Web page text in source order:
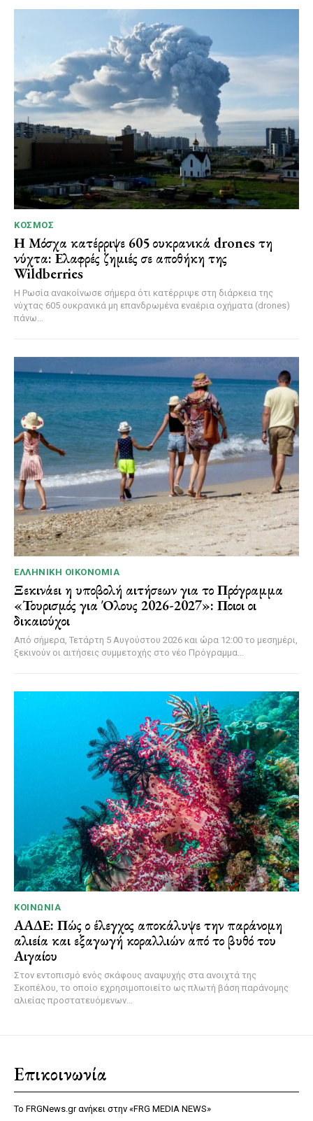
ΚΌΣΜΟΣ
Η Μόσχα κατέρριψε 605 ουκρανικά drones τη
νύχτα: Ελαφρές ζημιές σε αποθήκη της
Wildberries
Η Ρωσία ανακοίνωσε σήμερα ότι κατέρριψε στη διάρκεια της
νύχτας 605 ουκρανικά μη επανδρωμένα εναέρια οχήματα (drones)
πάνω...
ΕΛΛΗΝΙΚΉ ΟΙΚΟΝΟΜΊΑ
Ξεκινάει η υποβολή αιτήσεων για το Πρόγραμμα
«Τουρισμός για Όλους 2026-2027»: Ποιοι οι
δικαιούχοι
Από σήμερα, Τετάρτη 5 Αυγούστου 2026 και ώρα 12:00 το μεσημέρι,
ξεκινούν οι αιτήσεις συμμετοχής στο νέο Πρόγραμμα...
ΚΟΙΝΩΝΊΑ
ΑΑΔΕ: Πώς ο έλεγχος αποκάλυψε την παράνομη
αλιεία και εξαγωγή κοραλλιών από το βυθό του
Αιγαίου
Στον εντοπισμό ενός σκάφους αναψυχής στα ανοιχτά της
Σκοπέλου, το οποίο εχρησιμοποιείτο ως πλωτή βάση παράνομης
αλιείας προστατευόμενων...
Επικοινωνία
Το FRGNews.gr ανήκει στην «FRG MEDIA NEWS»